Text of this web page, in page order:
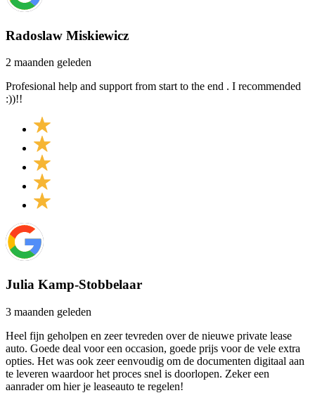
Radoslaw Miskiewicz
2 maanden geleden
Profesional help and support from start to the end . I recommended
:))!!
Julia Kamp-Stobbelaar
3 maanden geleden
Heel fijn geholpen en zeer tevreden over de nieuwe private lease
auto. Goede deal voor een occasion, goede prijs voor de vele extra
opties. Het was ook zeer eenvoudig om de documenten digitaal aan
te leveren waardoor het proces snel is doorlopen. Zeker een
aanrader om hier je leaseauto te regelen!